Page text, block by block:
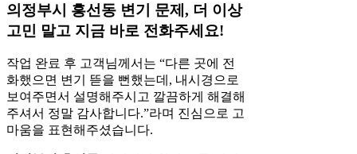
의정부시 흥선동 변기 문제, 더 이상
고민 말고 지금 바로 전화주세요!
작업 완료 후 고객님께서는 “다른 곳에 전
화했으면 변기 뜯을 뻔했는데, 내시경으로
보여주면서 설명해주시고 깔끔하게 해결해
주셔서 정말 감사합니다.”라며 진심으로 고
마움을 표현해주셨습니다.